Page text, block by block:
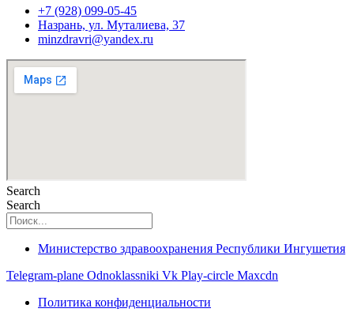
+7 (928) 099-05-45
Назрань, ул. Муталиева, 37
minzdravri@yandex.ru
Search
Search
Министерство здравоохранения Республики Ингушетия
Telegram-plane Odnoklassniki Vk Play-circle Maxcdn
Политика конфиденциальности